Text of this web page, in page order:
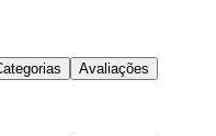
Avaliações